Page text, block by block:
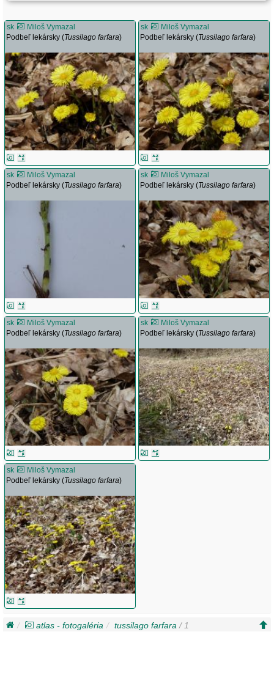
sk
Miloš Vymazal
Podbeľ lekársky (Tussilago farfara)
sk
Miloš Vymazal
Podbeľ lekársky (Tussilago farfara)
sk
Miloš Vymazal
Podbeľ lekársky (Tussilago farfara)
sk
Miloš Vymazal
Podbeľ lekársky (Tussilago farfara)
sk
Miloš Vymazal
Podbeľ lekársky (Tussilago farfara)
sk
Miloš Vymazal
Podbeľ lekársky (Tussilago farfara)
sk
Miloš Vymazal
Podbeľ lekársky (Tussilago farfara)
atlas - fotogaléria tussilago farfara / 1